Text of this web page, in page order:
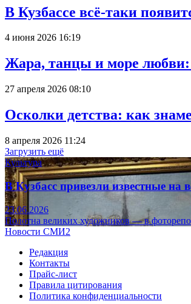
В Кузбассе всё-таки
4 июня 2026 16:19
Жара, танцы и море любви:
27 апреля 2026 08:10
Осколки детства: как
8 апреля 2026 11:24
Загрузить ещё
Культура
В Кузбасс привезли известные на
23.06.2026
Полотна великих художников — в
Новости СМИ2
Редакция
Контакты
Прайс-лист
Правила цитирования
Политика конфиденциальности